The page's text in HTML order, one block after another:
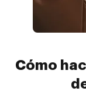
Cómo